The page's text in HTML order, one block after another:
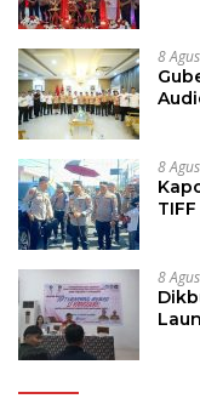
8
8
8